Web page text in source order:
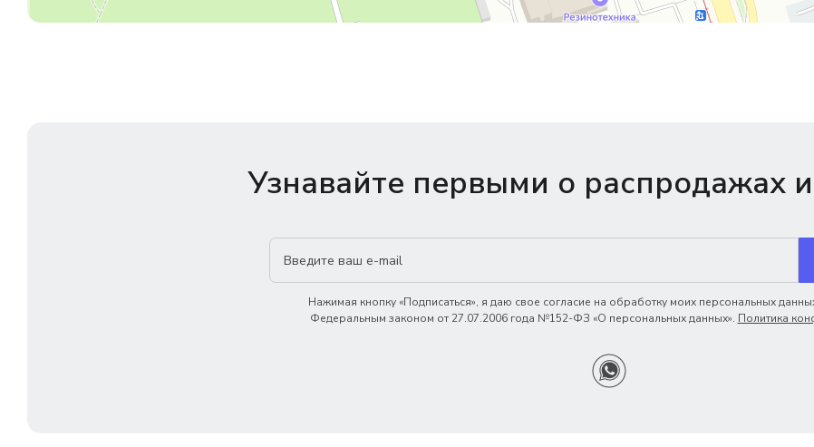
Узнавайте первыми о распродажах
Нажимая кнопку «Подписаться», я даю свое согласие на обработку моих персональных
Федеральным законом от 27.07.2006 года №152-ФЗ «О персональных данных». Политика